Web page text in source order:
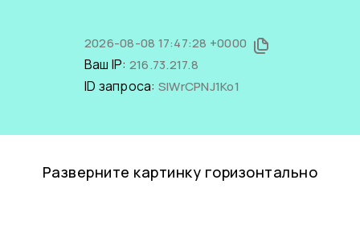
2026-08-08 17:47:28 +0000
Ваш IP: 216.73.217.8
ID запроса: SlWrCPNJ1Ko1
Разверните картинку горизонтально